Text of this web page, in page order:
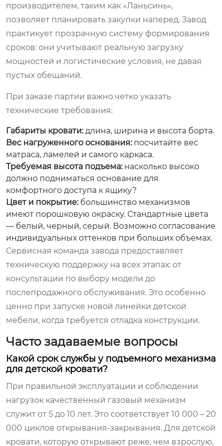
производителем, таким как «Ланьсинь»,
позволяет планировать закупки наперед. Завод
практикует прозрачную систему формирования
сроков: они учитывают реальную загрузку
мощностей и логистические условия, не давая
пустых обещаний.
При заказе партии важно четко указать
технические требования:
Габариты кровати:длина, ширина и высота борта.
Вес нагруженного основания:посчитайте вес
матраса, ламелей и самого каркаса.
Требуемая высота подъема:насколько высоко
должно подниматься основание для
комфортного доступа к ящику?
Цвет и покрытие:большинство механизмов
имеют порошковую окраску. Стандартные цвета
— белый, черный, серый. Возможно согласование
индивидуальных оттенков при больших объемах.
Сервисная команда завода предоставляет
техническую поддержку на всех этапах: от
консультации по выбору модели до
послепродажного обслуживания. Это особенно
ценно при запуске новой линейки детской
мебели, когда требуется отладка конструкции.
Часто задаваемые вопросы
Какой срок службы у подъемного механизма
для детской кровати?
При правильной эксплуатации и соблюдении
нагрузок качественный газовый механизм
служит от 5 до 10 лет. Это соответствует 10 000 – 20
000 циклов открывания-закрывания. Для детской
кровати, которую открывают реже, чем взрослую,